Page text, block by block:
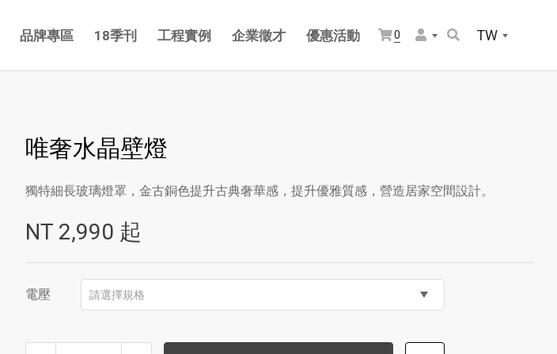
品牌專區 18季刊 工程實例 企業徵才 優惠活動 0 TW
唯奢水晶壁燈
獨特細長玻璃燈罩，金古銅色提升古典奢華感，提升優雅質感，營造居家空間設計。
NT 2,990 起
電壓 請選擇規格